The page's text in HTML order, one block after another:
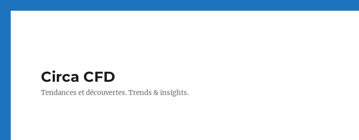
Circa CFD
Tendances et découvertes. Trends & insights.